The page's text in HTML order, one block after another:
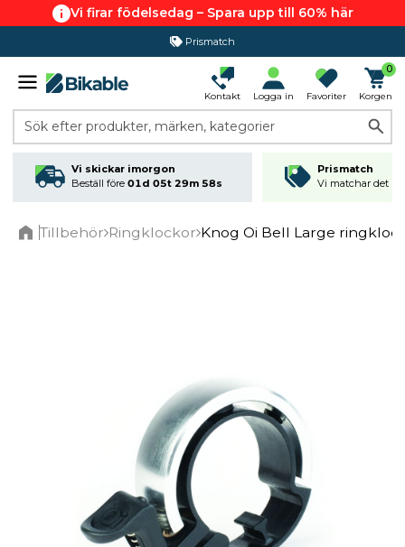
Vi firar födelsedag – Spara upp till 60% här
Prismatch
Kontakt Logga in Favoriter
0
Korgen
Sök efter produkter, märken, kategorier
Vi skickar imorgon
Beställ före 01d 05t 29m 58s
Prismatch
Vi matchar det
Tillbehör Ringklockor Knog Oi Bell Large